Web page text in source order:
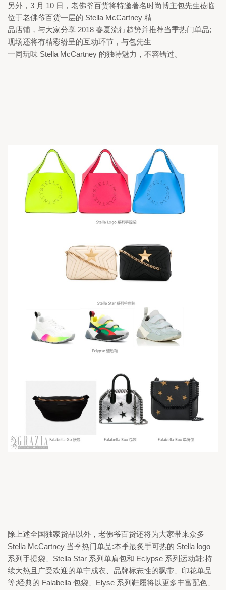
另外， 3 月 10 日，老佛爷百货将特邀著名时尚博主包先生莅临
位于老佛爷百货一层的 Stella McCartney 精
品店铺，与大家分享 2018 春夏流行趋势并推荐当季热门单品;
现场还将有精彩纷呈的互动环节，与包先生
一同玩味 Stella McCartney 的独特魅力，不容错过。
Stella McCartney 当季热门单品:本季最炙手可热的
系列手提袋、 Stella Star 系列单肩包和 Eclypse 系列运动鞋;持
续大热且广受欢迎的单宁成衣、品牌标志性的飘带、印花单品
等;经典的 Falabella 包袋、 Elyse 系列鞋履将以更多丰富配色、